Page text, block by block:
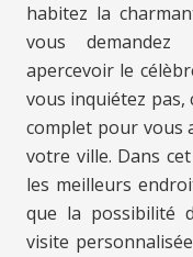
habitez la
vous
apercevoir le
vous inquiétez
complet pour vous
votre ville. Dans
les meilleurs
que la possibilité
visite